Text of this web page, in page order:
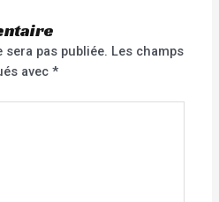
pas publiée. Les champs
avec*